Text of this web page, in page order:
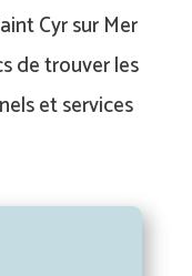
Cyr sur Mer
de trouver les
et services